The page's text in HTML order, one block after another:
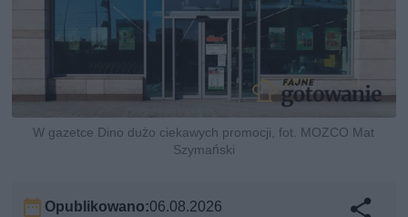
W gazetce Dino dużo ciekawych promocji, fot. MOZCO Mat
Szymański
Opublikowano:06.08.2026